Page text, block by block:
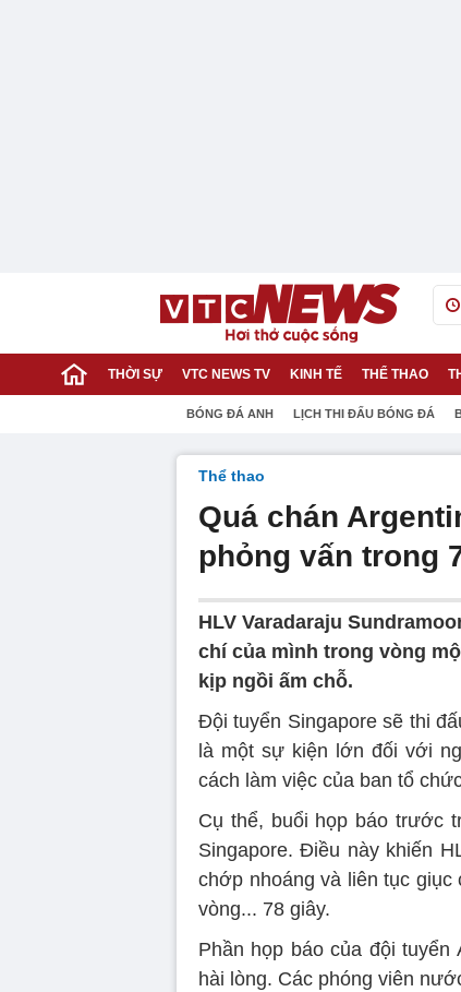
THỜI SỰ VTC NEWS TV KINH TẾ THỂ THAO
BÓNG ĐÁ ANH LỊCH THI ĐẤU BÓNG ĐÁ
Thể thao
Quá chán
phỏng vấn trong
HLV Varadaraju
chí của mình trong vòng
kịp ngồi ấm chỗ.
Đội tuyển Singapore sẽ thi
là một sự kiện lớn đối với
cách làm việc của ban tổ
Cụ thể, buổi họp báo trước
Singapore. Điều này khiến
chớp nhoáng và liên tục giục
vòng... 78 giây.
Phần họp báo của đội tuyển
hài lòng. Các phóng viên